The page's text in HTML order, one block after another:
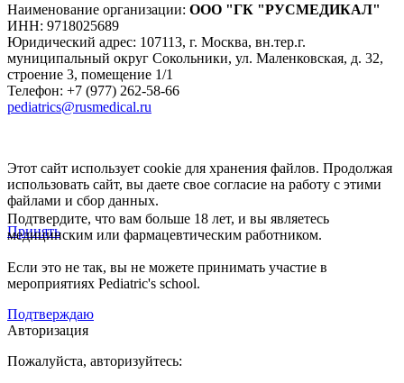
Наименование организации: ООО "ГК "РУСМЕДИКАЛ"
ИНН: 9718025689
Юридический адрес: 107113, г. Москва, вн.тер.г.
муниципальный округ Сокольники, ул. Маленковская, д. 32,
строение 3, помещение 1/1
Телефон: +7 (977) 262-58-66
pediatrics@rusmedical.ru
Этот сайт использует cookie для хранения файлов. Продолжая
использовать сайт, вы даете свое согласие на работу с этими
файлами и сбор данных.
Принять
Подтвердите, что вам больше 18 лет, и вы являетесь
медицинским или фармацевтическим работником.
Если это не так, вы не можете принимать участие в
мероприятиях Pediatric's school.
Подтверждаю
Авторизация
Пожалуйста, авторизуйтесь: